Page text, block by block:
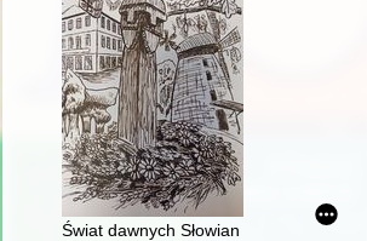
Świat dawnych Słowian - tropami